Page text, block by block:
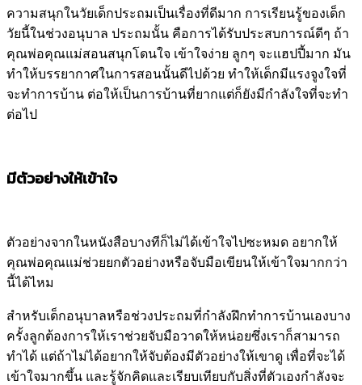
ความสนุกในวัยเด็กประถมเป็นเรื่องที่ดีมาก การเรียนรู้ของเด็ก
วัยนี้ในช่วงอนุบาล ประถมนั้น คือการได้รับประสบการณ์ดีๆ ถ้า
คุณพ่อคุณแม่สอนสนุกโดนใจ เข้าใจง่าย ลูกๆ จะแฮปปี้มาก มัน
ทำให้บรรยากาศในการสอนนั้นดีไปด้วย ทำให้เด็กมีแรงจูงใจที่
จะทำการบ้าน ต่อให้เป็นการบ้านที่ยากแต่ก็ยังมีกำลังใจที่จะทำ
ต่อไป
มีตัวอย่างให้เข้าใจ
ตัวอย่างจากในหนังสือบางทีก็ไม่ได้เข้าใจไปซะหมด อยากให้
คุณพ่อคุณแม่ช่วยยกตัวอย่างหรือจับมือเขียนให้เข้าใจมากกว่า
นี้ได้ไหม
สำหรับเด็กอนุบาลหรือช่วงประถมที่กำลังฝึกทำการบ้านเองบาง
ครั้งลูกต้องการให้เราช่วยจับมือวาดให้หน่อยซึ่งเราก็สามารถ
ทำได้ แต่ถ้าไม่ได้อยากให้จับต้องมีตัวอย่างให้เขาดู เพื่อที่จะได้
เข้าใจมากขึ้น และรู้จักคิดและเรียบเทียบกับสิ่งที่ตัวเองกำลังจะ